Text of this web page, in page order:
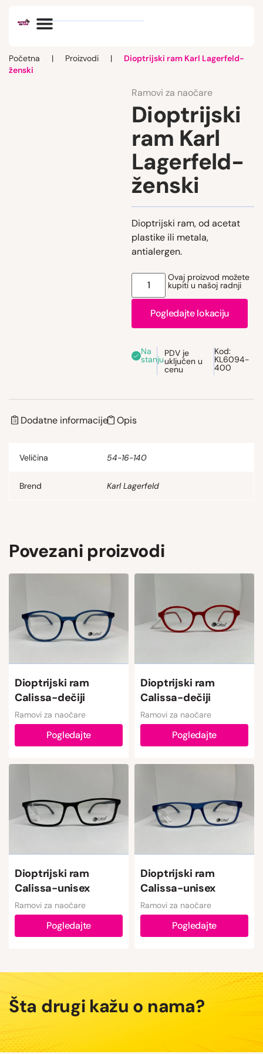
Početna | Proizvodi |
Dioptrijski ram Karl Lagerfeld-
ženski
Ramovi za naočare
Dioptrijski
ram Karl
Lagerfeld-
ženski
Dioptrijski ram, od acetat
plastike ili metala,
antialergen.
Ovaj proizvod možete
kupiti u našoj radnji
Pogledajte lokaciju
Na
stanju
PDV je
uključen u
cenu
Kod:
KL6094-
400
Dodatne informacije Opis
Veličina 54-16-140
Brend Karl Lagerfeld
Povezani proizvodi
Dioptrijski ram
Calissa-dečiji
Ramovi za naočare
Pogledajte
Dioptrijski ram
Calissa-dečiji
Ramovi za naočare
Pogledajte
Dioptrijski ram
Calissa-unisex
Ramovi za naočare
Pogledajte
Dioptrijski ram
Calissa-unisex
Ramovi za naočare
Pogledajte
Šta drugi kažu o nama?